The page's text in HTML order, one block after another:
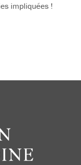
impliquées !